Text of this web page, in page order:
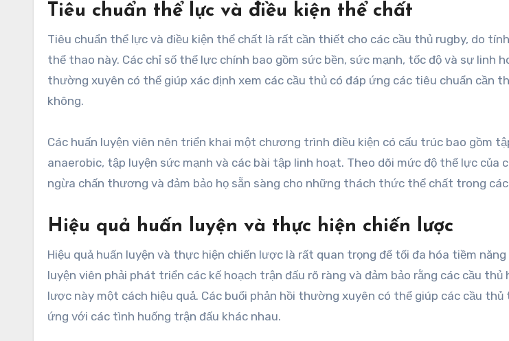
Tiêu chuẩn thể lực và điều kiện thể chất
Tiêu chuẩn thể lực và điều kiện thể chất là rất cần thiết cho các cầu thủ rugby, do
thể thao này. Các chỉ số thể lực chính bao gồm sức bền, sức mạnh, tốc độ và sự linh
thường xuyên có thể giúp xác định xem các cầu thủ có đáp ứng các tiêu chuẩn cần
không.
Các huấn luyện viên nên triển khai một chương trình điều kiện có cấu trúc bao gồm
anaerobic, tập luyện sức mạnh và các bài tập linh hoạt. Theo dõi mức độ thể lực của
ngừa chấn thương và đảm bảo họ sẵn sàng cho những thách thức thể chất trong
Hiệu quả huấn luyện và thực hiện chiến lược
Hiệu quả huấn luyện và thực hiện chiến lược là rất quan trọng để tối đa hóa tiềm năng
luyện viên phải phát triển các kế hoạch trận đấu rõ ràng và đảm bảo rằng các cầu thủ
lược này một cách hiệu quả. Các buổi phản hồi thường xuyên có thể giúp các cầu
ứng với các tình huống trận đấu khác nhau.